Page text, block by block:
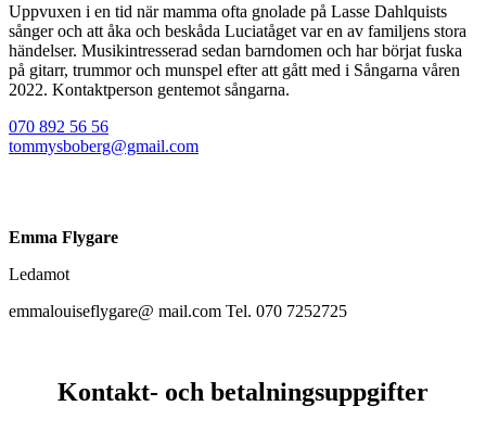
Uppvuxen i en tid när mamma ofta gnolade på Lasse Dahlquists
sånger och att åka och beskåda Luciatåget var en av familjens stora
händelser. Musikintresserad sedan barndomen och har börjat fuska
på gitarr, trummor och munspel efter att gått med i Sångarna våren
2022. Kontaktperson gentemot sångarna.
070 892 56 56
tommysboberg@gmail.com
Emma Flygare
Ledamot
emmalouiseflygare@ mail.com Tel. 070 7252725
Kontakt- och betalningsuppgifter